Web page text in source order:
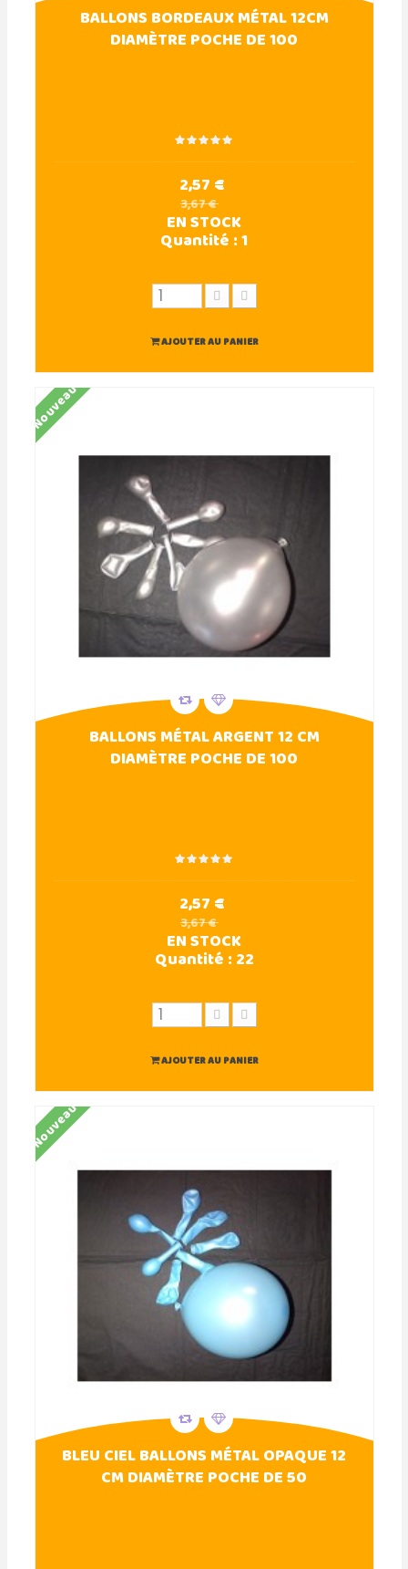
BALLONS BORDEAUX MÉTAL 12CM
DIAMÈTRE POCHE DE 100
2,57 €
3,67 €
EN STOCK
Quantité :1
AJOUTER AU PANIER
Nouveau
BALLONS MÉTAL ARGENT 12 CM
DIAMÈTRE POCHE DE 100
2,57 €
3,67 €
EN STOCK
Quantité :22
AJOUTER AU PANIER
Nouveau
BLEU CIEL BALLONS MÉTAL OPAQUE 12
CM DIAMÈTRE POCHE DE 50